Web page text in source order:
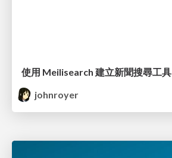
使用 Meilisearch 建立新聞搜尋工具
johnroyer